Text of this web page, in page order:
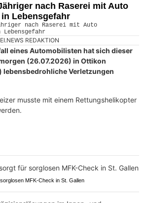
nach Raserei mit Auto
Lebensgefahr
REDAKTION
eines Automobilisten hat sich dieser
(26.07.2026) in Ottikon
lebensbedrohliche Verletzungen
musste mit einem Rettungshelikopter
MFK-Check in St. Gallen